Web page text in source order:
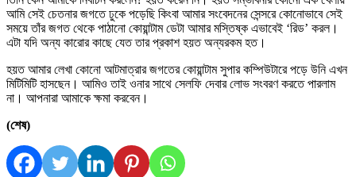
আমি সেই চেতনার জগতে ঢুকে পড়েছি কিংবা আমার সংবেদনের সেন্সরে কোনোভাবে সেই
সময়ে তাঁর জগত থেকে পাঠানো কোয়ান্টাম ডেটা আমার মস্তিষ্ক এভাবেই ‘রিড’ করল।
এটা যদি অন্য কারোর কাছে যেত তার প্রকাশ হয়ত অন্যরকম হত।
হয়ত আমার লেখা কোনো আটমাত্রার জগতের কোয়ান্টাম সুপার কম্পিউটারে পড়ে উনি এখন
মিটিমিটি হাসছেন। আমিও তাই ওনার সাথে সেলফি দেবার লোভ সংবরণ করতে পারলাম
না। আপনারা আমাকে ক্ষমা করবেন।
(শেষ)